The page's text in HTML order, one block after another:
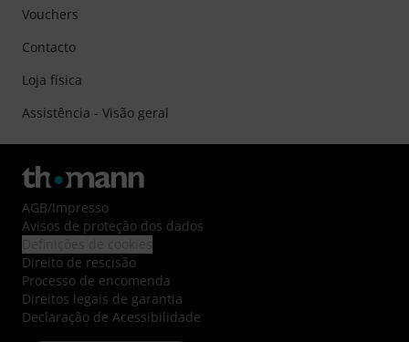
Vouchers
Contacto
Loja física
Assistência - Visão geral
AGB/Impresso
Avisos de proteção dos dados
Direito de rescisão
Processo de encomenda
Direitos legais de garantia
Declaração de Acessibilidade